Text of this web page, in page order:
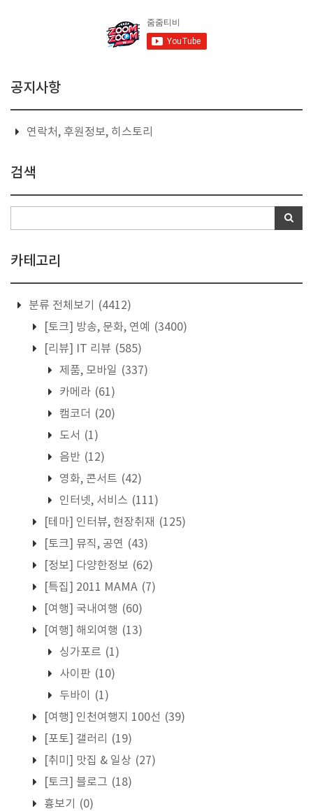
공지사항
연락처, 후원정보, 히스토리
검색
카테고리
분류 전체보기
(4412)
[토크] 방송, 문화, 연예
(3400)
[리뷰] IT 리뷰 (585)
제품, 모바일 (337)
카메라 (61)
캠코더 (20)
도서 (1)
음반 (12)
영화, 콘서트 (42)
인터넷, 서비스 (111)
[테마] 인터뷰, 현장취재 (125)
[토크] 뮤직, 공연 (43)
[정보] 다양한정보 (62)
[특집] 2011 MAMA (7)
[여행] 국내여행 (60)
[여행] 해외여행 (13)
싱가포르 (1)
사이판 (10)
두바이
(1)
[여행] 인천여행지 100선 (39)
[포토] 갤러리
(19)
[취미] 맛집 & 일상 (27)
[토크] 블로그 (18)
흉보기
(0)